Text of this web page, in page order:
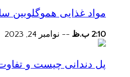
مواد غذایی هموگلوبین
2:10 ب.ظ -- نوامبر 24, 2023
پل دندانی چیست و تفاوت